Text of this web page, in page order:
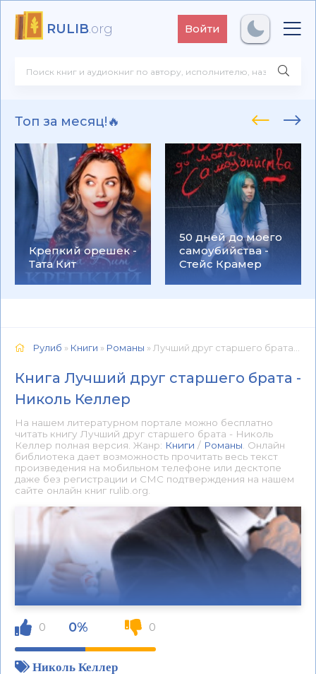
RULIB.org Войти
Топ за месяц!🔥
Крепкий орешек -
Тата Кит
50 дней до моего
самоубийства -
Стейс Крамер
Рулиб » Книги » Романы » Лучший друг старшего брата - Николь Келлер 📕 - Книга онлайн бесплатно
Книга Лучший друг старшего брата -
Николь Келлер
На нашем литературном портале можно бесплатно
читать книгу Лучший друг старшего брата - Николь
Келлер полная версия. Жанр: Книги / Романы . Онлайн
библиотека дает возможность прочитать весь текст
произведения на мобильном телефоне или десктопе
даже без регистрации и СМС подтверждения на нашем
сайте онлайн книг rulib.org.
0 0% 0
Николь Келлер